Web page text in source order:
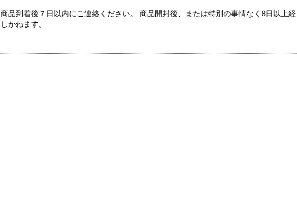
品到着後７日以内にご連絡ください。 商品開封後、または特別の事情なく8日以上経
かねます。